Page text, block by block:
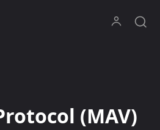
(MAV)